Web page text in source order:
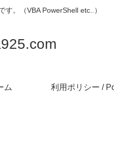
。（VBA PowerShell etc..）
ム 利用ポリシー /